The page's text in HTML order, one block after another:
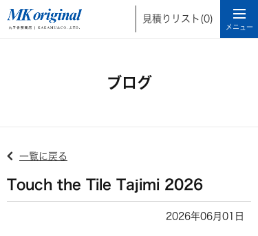
見積りリスト (0)
ブログ
一覧に戻る
Touch the Tile Tajimi 2026
2026年06月01日